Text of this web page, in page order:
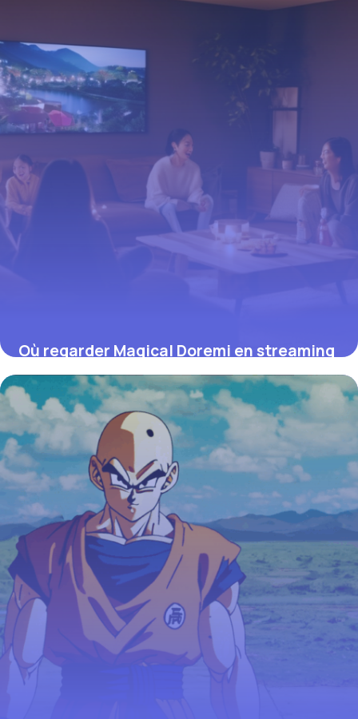
Où regarder Magical Doremi en streaming
VF : guide complet pour les fans
francophones
4 juillet 2025